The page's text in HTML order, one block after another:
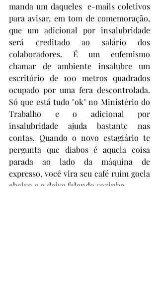
manda um daqueles  e-mails coletivos
para avisar, em tom de comemoração,
que um adicional por insalubridade
será creditado ao salário dos
colaboradores. É um eufemismo
chamar de ambiente insalubre um
escritório de 100 metros quadrados
ocupado por uma fera descontrolada.
Só que está tudo "ok" no Ministério do
Trabalho e o adicional por
insalubridade ajuda bastante nas
contas. Quando o novo estagiário te
pergunta que diabos é aquela coisa
parada ao lado da máquina de
expresso, você vira seu café ruim goela
abaixo e o deixa falando sozinho.